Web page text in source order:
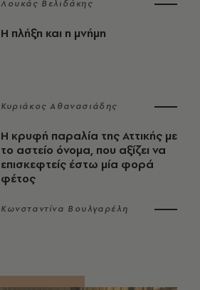
Λουκάς Βελιδάκης
Η πλήξη και η μνήμη
Κυριάκος Αθανασιάδης
Η κρυφή παραλία της Αττικής με
το αστείο όνομα, που αξίζει να
επισκεφτείς έστω μία φορά
φέτος
Κωνσταντίνα Βουλγαρέλη